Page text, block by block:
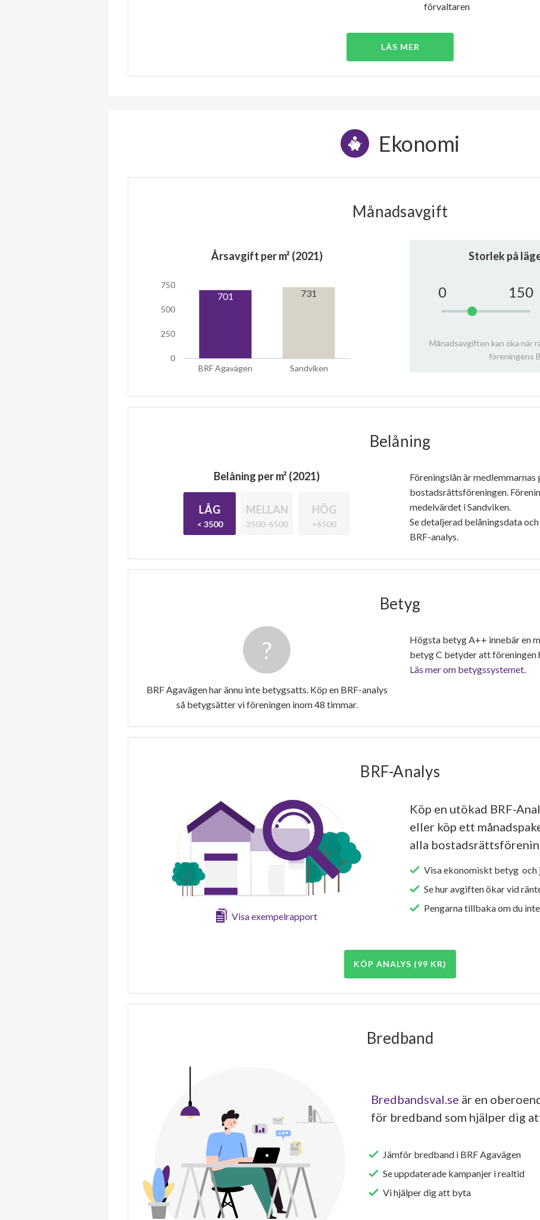
förvaltaren
LÄS MER
Ekonomi
Månadsavgift
Årsavgift per m² (2021)
BRF Agavägen Sandviken
0
250
500
750
701 731
Storlek på
0 150
Månadsavgiften kan öka när
föreningens
Belåning
Belåning per m² (2021)
LÅG
< 3500
MELLAN
3500-6500
HÖG
>6500
Föreningslån är medlemmarnas
bostadsrättsföreningen.
medelvärdet i Sandviken.
Se detaljerad belåningsdata
BRF-analys.
Betyg
BRF Agavägen har ännu inte betygsatts. Köp en BRF-analys
så betygsätter vi föreningen inom 48 timmar.
Högsta betyg A++ innebär en
betyg C betyder att föreningen
Läs mer om betygssystemet.
BRF-Analys
Visa exempelrapport
Köp en utökad BRF-
eller köp ett
alla
Visa ekonomiskt betyg och
Se hur avgiften ökar vid
Pengarna tillbaka om du
KÖP ANALYS (99 KR)
Bredband
Bredbandsval.se är en
för bredband som hjälper dig
Jämför bredband i BRF Agavägen
Se uppdaterade kampanjer i realtid
Vi hjälper dig att byta